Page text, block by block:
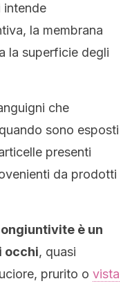
intende
la membrana
la superficie degli
che
sono esposti
presenti
da prodotti
è un
occhi, quasi
prurito o vista